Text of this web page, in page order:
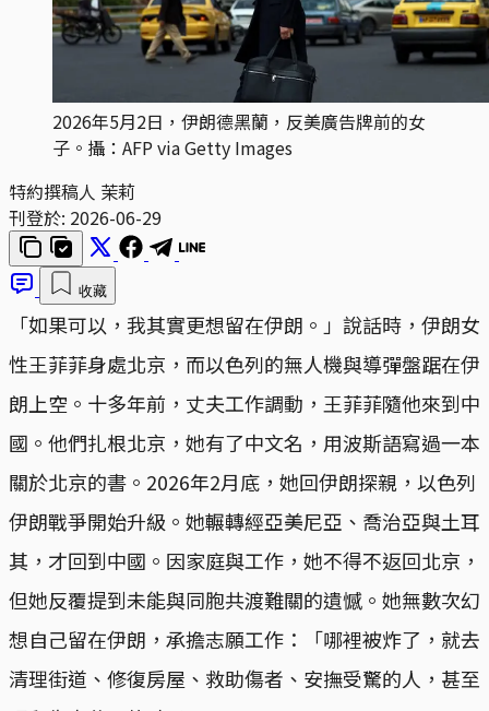
2026年5月2日，伊朗德黑蘭，反美廣告牌前的女
子。攝：AFP via Getty Images
特約撰稿人 茉莉
刊登於: 2026-06-29
收藏
「如果可以，我其實更想留在伊朗。」說話時，伊朗女
性王菲菲身處北京，而以色列的無人機與導彈盤踞在伊
朗上空。十多年前，丈夫工作調動，王菲菲隨他來到中
國。他們扎根北京，她有了中文名，用波斯語寫過一本
關於北京的書。2026年2月底，她回伊朗探親，以色列
伊朗戰爭開始升級。她輾轉經亞美尼亞、喬治亞與土耳
其，才回到中國。因家庭與工作，她不得不返回北京，
但她反覆提到未能與同胞共渡難關的遺憾。她無數次幻
想自己留在伊朗，承擔志願工作：「哪裡被炸了，就去
清理街道、修復房屋、救助傷者、安撫受驚的人，甚至